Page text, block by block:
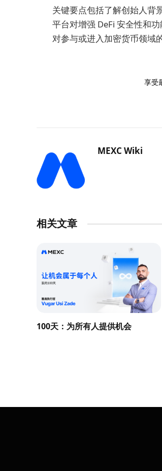
关键要点包括了解创始人背
平台对增强 DeFi 安全性和
对参与或进入加密货币领域
享受
MEXC Wiki
相关文章
100天：为所有人提供机会